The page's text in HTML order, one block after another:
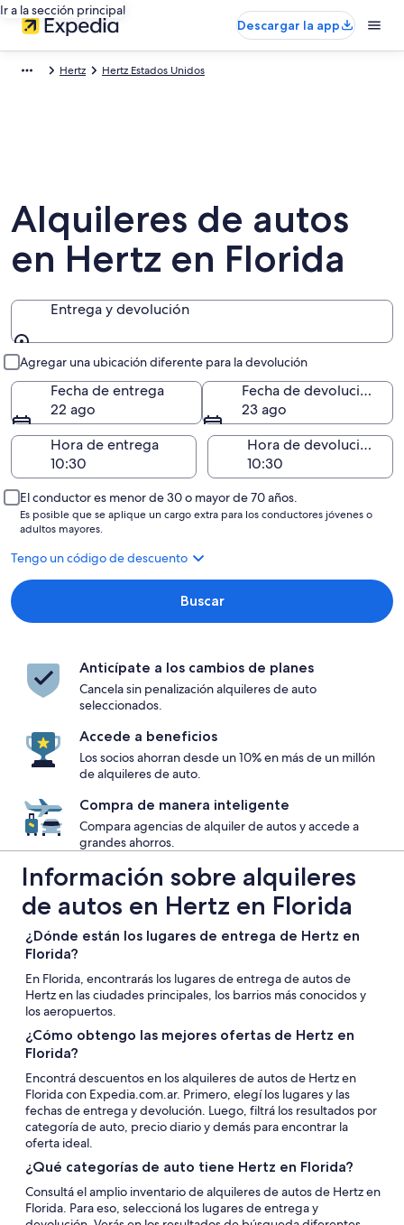
Ir a la sección principal
Descargar la app
Hertz Hertz Estados Unidos
Alquileres de autos
en Hertz en Florida
Entrega y devolución
Agregar una ubicación diferente para la devolución
Fecha de entrega
22 ago
Fecha de devolución
23 ago
Hora de entrega
Hora de devolución
El conductor es menor de 30 o mayor de 70 años.
Es posible que se aplique un cargo extra para los conductores jóvenes o
adultos mayores.
Tengo un código de descuento
Buscar
Anticípate a los cambios de planes
Cancela sin penalización alquileres de auto
seleccionados.
Accede a beneficios
Los socios ahorran desde un 10% en más de un millón
de alquileres de auto.
Compra de manera inteligente
Compara agencias de alquiler de autos y accede a
grandes ahorros.
Información sobre alquileres
de autos en Hertz en Florida
¿Dónde están los lugares de entrega de Hertz en
Florida?
En Florida, encontrarás los lugares de entrega de autos de
Hertz en las ciudades principales, los barrios más conocidos y
los aeropuertos.
¿Cómo obtengo las mejores ofertas de Hertz en
Florida?
Encontrá descuentos en los alquileres de autos de Hertz en
Florida con Expedia.com.ar. Primero, elegí los lugares y las
fechas de entrega y devolución. Luego, filtrá los resultados por
categoría de auto, precio diario y demás para encontrar la
oferta ideal.
¿Qué categorías de auto tiene Hertz en Florida?
Consultá el amplio inventario de alquileres de autos de Hertz en
Florida. Para eso, seleccioná los lugares de entrega y